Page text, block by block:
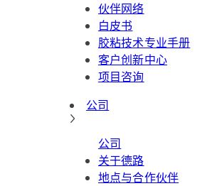
伙伴网络
白皮书
胶粘技术专业手册
客户创新中心
项目咨询
公司
公司
关于德路
地点与合作伙伴